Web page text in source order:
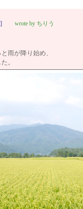
] wrote by ちりう
雨が降り始め、
。